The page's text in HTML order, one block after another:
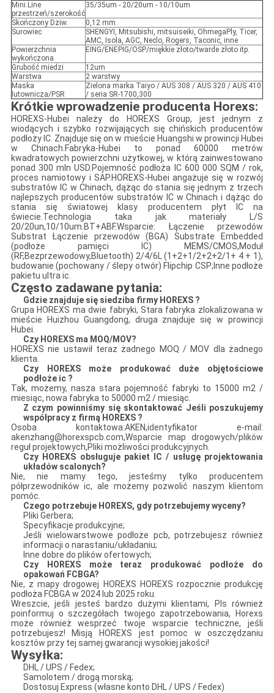
Mini.Line
przestrzeń/szerokość
35/35um - 20/20um - 10/10um
Skończony Dziw.
0,12 mm
Surowiec
SHENGYI, Mitsubishi, mitsuiseiki, OhmegaPly, Ticer,
AMC, Isola, AGC, Neclo, Rogers, Taconic, inne
Powierzchnia
wykończona
EING/ENEPIG/OSP/miękkie złoto/twarde złoto itp.
Grubość miedzi
12um
Warstwa
2 warstwy
Maska
lutownicza/PSR
Zielona marka Taiyo / AUS 308 / AUS 320 / AUS 410
/ seria SR-1700,300
Krótkie wprowadzenie producenta Horexs:
HOREXS-Hubei należy do HOREXS Group, jest jednym z
wiodących i szybko rozwijających się chińskich producentów
podłoży IC. Znajduje się on w mieście Huangshi w prowincji Hubei
w Chinach.Fabryka-Hubei to ponad 60000 metrów
kwadratowych powierzchni użytkowej, w którą zainwestowano
ponad 300 mln USD.Pojemność podłoża IC 600 000 SQM / rok,
proces namiotowy i SAP.HOREXS-Hubei angażuje się w rozwój
substratów IC w Chinach, dążąc do stania się jednym z trzech
najlepszych producentów substratów IC w Chinach i dążąc do
stania się światowej klasy producentem płyt IC na
świecie.Technologia taka jak materiały L/S
20/20un,10/10um.BT+ABF.Wsparcie: Łączenie przewodów
Substrat Łączenie przewodów (BGA) Substrate Embedded
(podłoże pamięci IC) MEMS/CMOS,Moduł
(RF,Bezprzewodowy,Bluetooth) 2/4/6L (1+2+1/2+2+2/1+ 4 + 1),
budowanie (pochowany / ślepy otwór) Flipchip CSP;Inne podłoże
pakietu ultra ic.
Często zadawane pytania:
Gdzie znajduje się siedziba firmy HOREXS ?
Grupa HOREXS ma dwie fabryki, Stara fabryka zlokalizowana w
mieście Huizhou Guangdong, druga znajduje się w prowincji
Hubei.
Czy HOREXS ma MOQ/MOV?
HOREXS nie ustawił teraz żadnego MOQ / MOV dla żadnego
klienta.
Czy HOREXS może produkować duże objętościowe
podłoże ic ?
Tak, możemy, nasza stara pojemność fabryki to 15000 m2 /
miesiąc, nowa fabryka to 50000 m2 / miesiąc.
Z czym powinniśmy się skontaktować Jeśli poszukujemy
współpracy z firmą HOREXS ?
Osoba kontaktowa:AKEN,identyfikator e-mail:
akenzhang@horexspcb.com,Wsparcie map drogowych/plików
reguł projektowych,Pliki możliwości produkcyjnych.
Czy HOREXS obsługuje pakiet IC / usługę projektowania
układów scalonych?
Nie, nie mamy tego, jesteśmy tylko producentem
półprzewodników ic, ale możemy pozwolić naszym klientom
pomóc.
Czego potrzebuje HOREXS, gdy potrzebujemy wyceny?
Pliki Gerbera;
Specyfikacje produkcyjne;
Jeśli wielowarstwowe podłoże pcb, potrzebujesz również
informacji o narastaniu/układaniu;
Inne dobre do plików ofertowych;
Czy HOREXS może teraz produkować podłoże do
opakowań FCBGA?
Nie, z mapy drogowej HOREXS HOREXS rozpocznie produkcję
podłoża FCBGA w 2024 lub 2025 roku.
Wreszcie, jeśli jesteś bardzo dużymi klientami, Pls również
poinformuj o szczegółach twojego zapotrzebowania, Horexs
może również wesprzeć twoje wsparcie techniczne, jeśli
potrzebujesz! Misją HOREXS jest pomoc w oszczędzaniu
kosztów przy tej samej gwarancji wysokiej jakości!
Wysyłka:
DHL / UPS / Fedex;
Samolotem / drogą morską;
Dostosuj Express (własne konto DHL / UPS / Fedex)